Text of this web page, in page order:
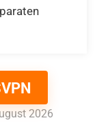
2026